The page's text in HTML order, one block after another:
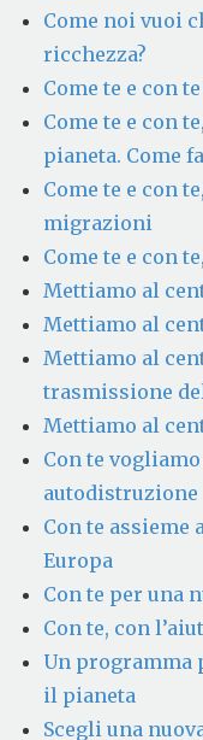
Come noi vuoi
ricchezza?
Come te e con
Come te e con
pianeta. Come
Come te e con
migrazioni
Come te e con
Mettiamo al
Mettiamo al
Mettiamo al
trasmissione
Mettiamo al
Con te
autodistruzione
Con te assieme
Europa
Con te per una
Con te, con
Un programma
il pianeta
Scegli una